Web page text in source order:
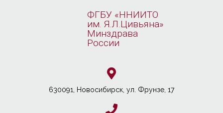
ФГБУ «ННИИТО
им. Я.Л.Цивьяна»
Минздрава
России
630091, Новосибирcк, ул. Фрунзе, 17